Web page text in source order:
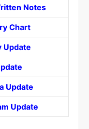
Notes
Chart
Update
Update
Update